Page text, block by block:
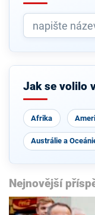
Jak se volilo
Afrika
Austrálie a
Nejnovější